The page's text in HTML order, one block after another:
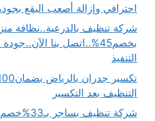
احترافي وإزالة أصعب البقع بجوده100% اتصل
شركة تنظيف بالدرعية..نظافة
بخصم45%..اتصل بنا
التنفيذ
التنظيف بعد التكسير
شركة تنظيف